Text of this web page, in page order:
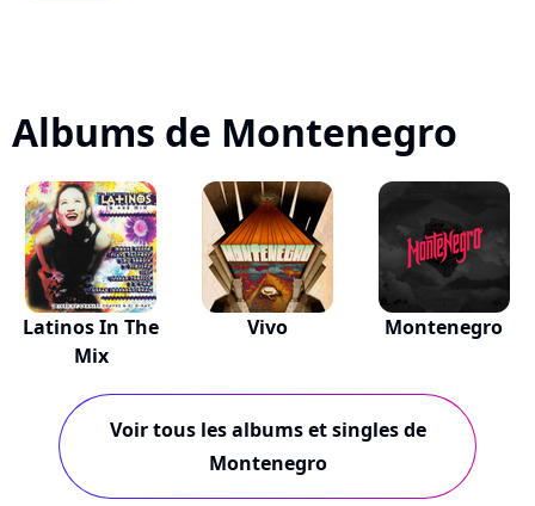
Albums de Montenegro
Latinos In The
Mix
Vivo Montenegro
Voir tous les albums et singles de
Montenegro